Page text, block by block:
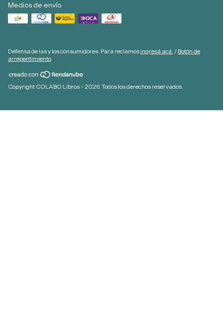
Medios de envío
Defensa de las y los consumidores. Para reclamos ingresá acá. / Botón de
arrepentimiento
Copyright COLABO Libros - 2026. Todos los derechos reservados.